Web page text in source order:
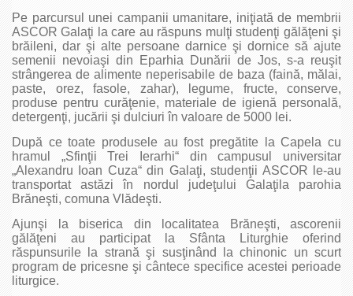
Pe parcursul unei campanii umanitare, iniţiată de membrii
ASCOR Galaţi la care au răspuns mulţi studenţi gălăţeni şi
brăileni, dar şi alte persoane darnice şi dornice să ajute
semenii nevoiaşi din Eparhia Dunării de Jos, s-a reuşit
strângerea de alimente neperisabile de baza (faină, mălai,
paste, orez, fasole, zahar), legume, fructe, conserve,
produse pentru curăţenie, materiale de igienă personală,
detergenţi, jucării şi dulciuri în valoare de 5000 lei.
După ce toate produsele au fost pregătite la Capela cu
hramul „Sfinţii Trei Ierarhi“ din campusul universitar
„Alexandru Ioan Cuza“ din Galaţi, studenţii ASCOR le-au
transportat astăzi în nordul judeţului Galaţila parohia
Brăneşti, comuna Vlădeşti.
Ajunşi la biserica din localitatea Brăneşti, ascorenii
gălăţeni au participat la Sfânta Liturghie oferind
răspunsurile la strană şi susţinând la chinonic un scurt
program de pricesne şi cântece specifice acestei perioade
liturgice.